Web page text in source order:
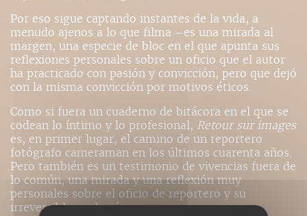
Por eso sigue captando instantes de la vida, a
menudo ajenos a lo que filma –es una mirada al
margen, una especie de bloc en el que apunta sus
reflexiones personales sobre un oficio que el autor
ha practicado con pasión y convicción, pero que dejó
con la misma convicción por motivos éticos.
Como si fuera un cuaderno de bitácora en el que se
codean lo íntimo y lo profesional, Retour sur images
es, en primer lugar, el camino de un reportero
fotógrafo cameraman en los últimos cuarenta años.
Pero también es un testimonio de vivencias fuera de
lo común, una mirada y una reflexión muy
personales sobre el oficio de reportero y su
irreversible evolución.